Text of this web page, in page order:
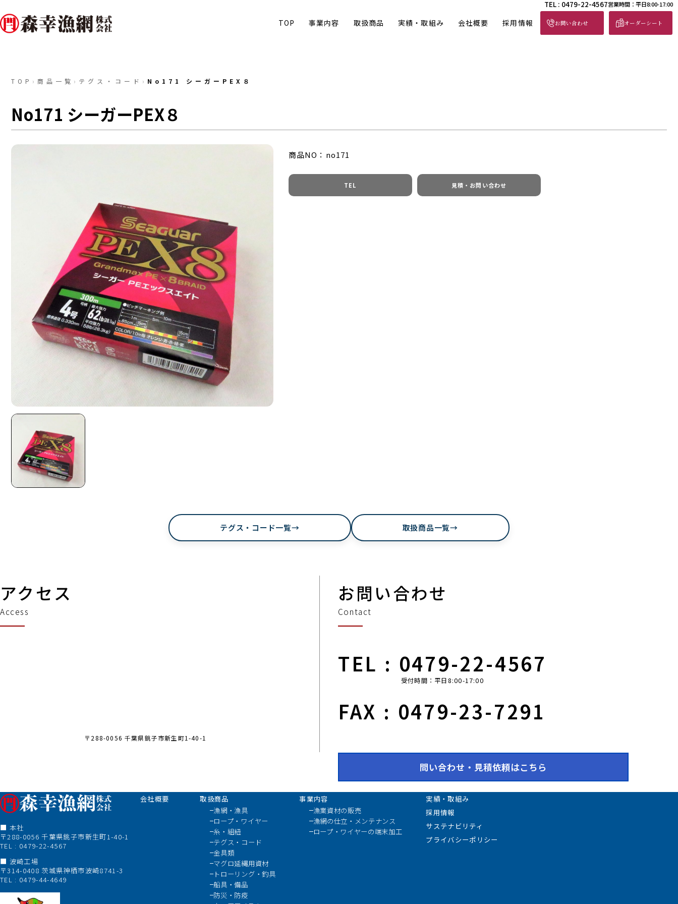
TEL : 0479-22-4567営業時間：平日8:00-17:00
TOP 事業内容 取扱商品 実績・取組み 会社概要 採用情報 お問い合わせ オーダーシート
TOP › 商品一覧 › テグス・コード › No171 シーガーPEX８
No171 シーガーPEX８
商品NO：no171
TEL 見積・お問い合わせ
テグス・コード一覧→ 取扱商品一覧→
アクセス
Access
〒288-0056 千葉県銚子市新生町1-40-1
お問い合わせ
Contact
TEL : 0479-22-4567
受付時間：平日8:00-17:00
FAX : 0479-23-7291
問い合わせ・見積依頼はこちら
■ 本社
〒288-0056 千葉県銚子市新生町1-40-1
TEL : 0479-22-4567
■ 波崎工場
〒314-0408 茨城県神栖市波崎8741-3
TEL : 0479-44-4649
会社概要
取扱商品
漁網・漁具
ロープ・ワイヤー
糸・組紐
テグス・コード
金具類
マグロ延縄用資材
トローリング・釣具
船具・備品
防災・防疫
事業内容
漁業資材の販売
漁網の仕立・メンテナンス
ロープ・ワイヤーの端末加工
実績・取組み
採用情報
サステナビリティ
プライバシーポリシー